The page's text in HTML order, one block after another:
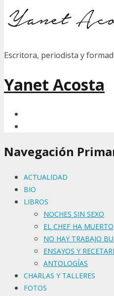
Escritora, periodista y
Yanet Acosta
Navegación
ACTUALIDAD
BIO
LIBROS
NOCHES SIN SEXO
EL CHEF HA MUERTO
NO HAY TRABAJO
ENSAYOS Y
ANTOLOGÍAS
CHARLAS Y TALLERES
FOTOS